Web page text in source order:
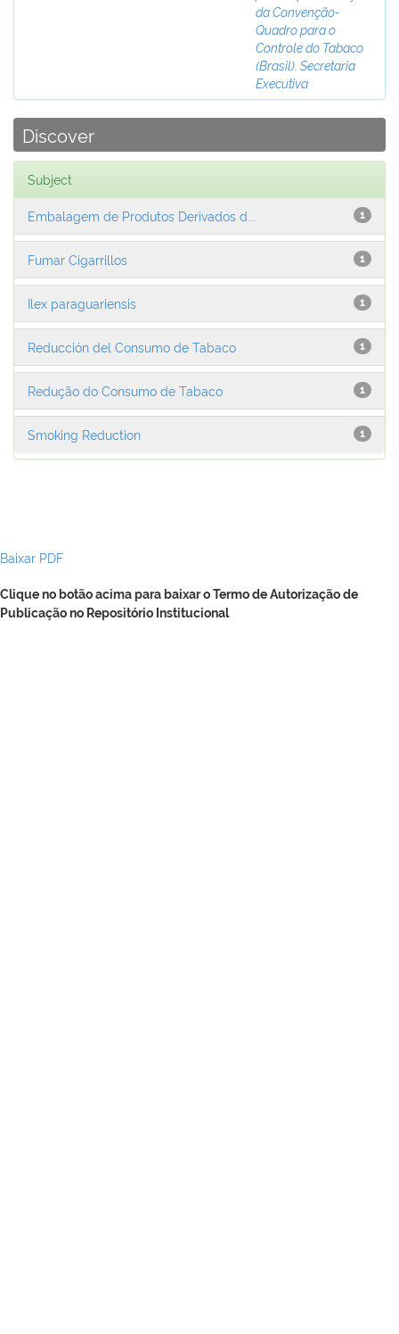
da Convenção-
Quadro para o
Controle do Tabaco
(Brasil). Secretaria
Executiva
Discover
Subject
1
Embalagem de Produtos Derivados d...
1
Fumar Cigarrillos
1
Ilex paraguariensis
1
Reducción del Consumo de Tabaco
1
Redução do Consumo de Tabaco
1
Smoking Reduction
Baixar PDF
Clique no botão acima para baixar o Termo de Autorização de
Publicação no Repositório Institucional